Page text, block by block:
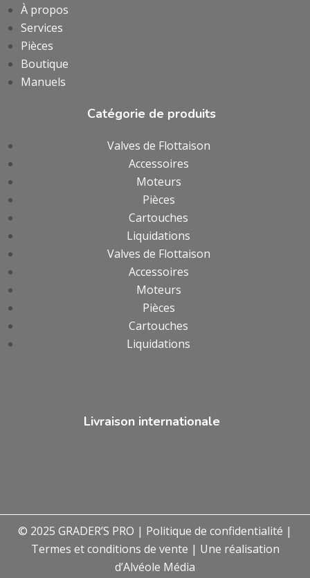
À propos
Services
Pièces
Boutique
Manuels
Catégorie de produits
Valves de Flottaison
Accessoires
Moteurs
Pièces
Cartouches
Liquidations
Valves de Flottaison
Accessoires
Moteurs
Pièces
Cartouches
Liquidations
Livraison internationale
© 2025 GRADER’S PRO | Politique de confidentialité |
Termes et conditions de vente | Une réalisation
d’Alvéole Média